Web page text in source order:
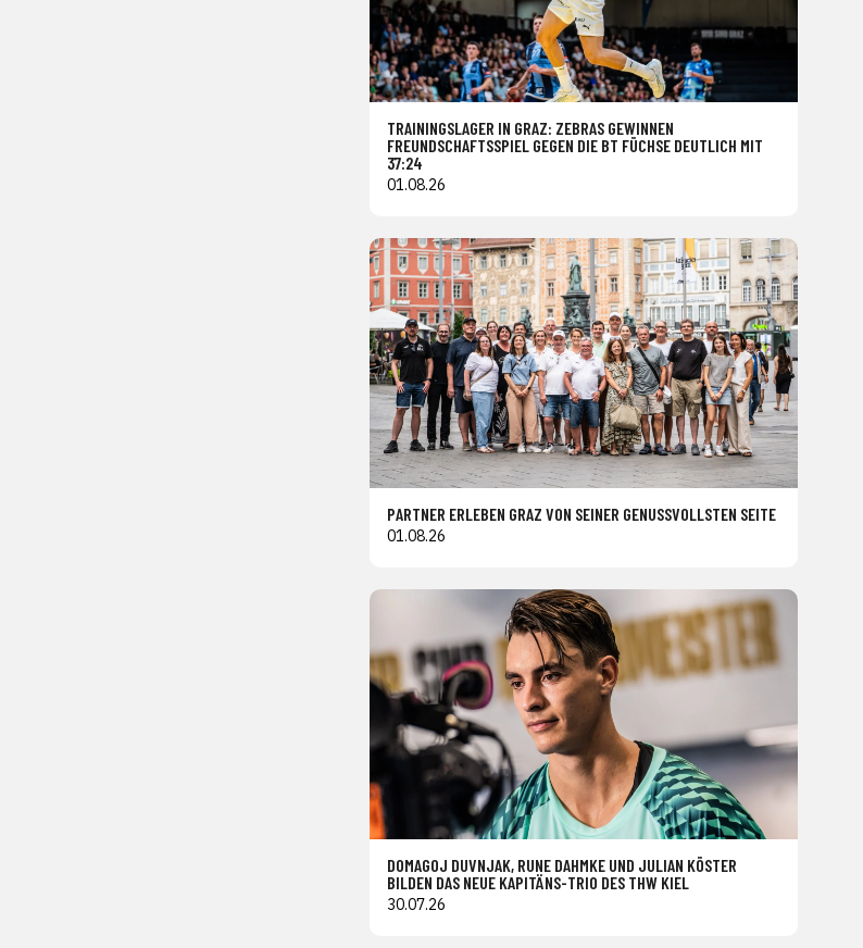
TRAININGSLAGER IN GRAZ: ZEBRAS GEWINNEN
FREUNDSCHAFTSSPIEL GEGEN DIE BT FÜCHSE DEUTLICH MIT
37:24
01.08.26
PARTNER ERLEBEN GRAZ VON SEINER GENUSSVOLLSTEN SEITE
01.08.26
DOMAGOJ DUVNJAK, RUNE DAHMKE UND JULIAN KÖSTER
BILDEN DAS NEUE KAPITÄNS-TRIO DES THW KIEL
30.07.26